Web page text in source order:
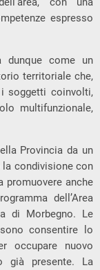
espresso
dunque come un
territoriale che,
soggetti coinvolti,
multifunzionale,
Provincia da un
la condivisione con
promuovere anche
dell’Area
di Morbegno. Le
consentire lo
occupare nuovo
già presente. La